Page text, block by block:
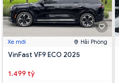
Xe mới Hải Phòng
VinFast VF9 ECO 2025
1.499 tỷ